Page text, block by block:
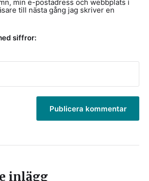
min e-postadress och webbplats i
till nästa gång jag skriver en
siffror:
inlägg